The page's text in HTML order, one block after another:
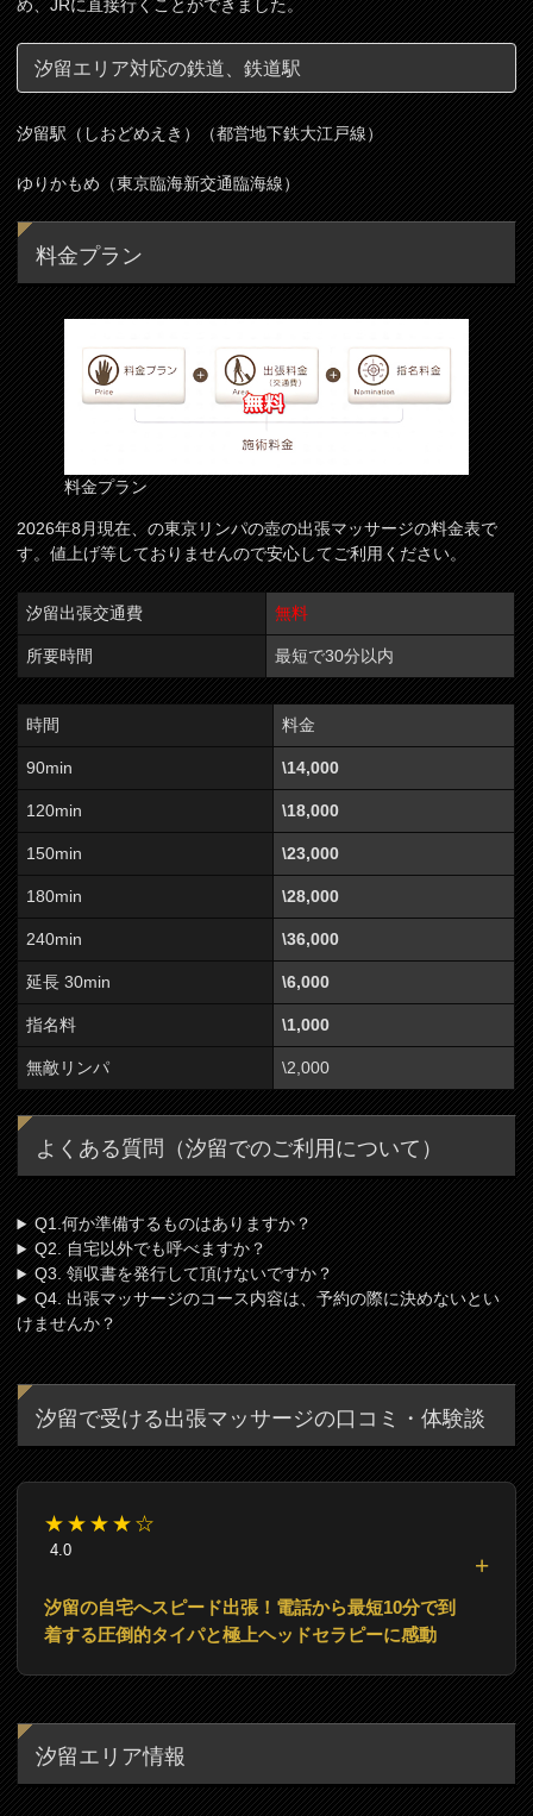
め、JRに直接行くことができました。
汐留エリア対応の鉄道、鉄道駅
汐留駅（しおどめえき）（都営地下鉄大江戸線）
ゆりかもめ（東京臨海新交通臨海線）
料金プラン
料金プラン
2026年8月現在、の東京リンパの壺の出張マッサージの料金表で
す。値上げ等しておりませんので安心してご利用ください。
汐留出張交通費 無料
所要時間 最短で30分以内
時間 料金
90min \14,000
120min \18,000
150min \23,000
180min \28,000
240min \36,000
延長 30min \6,000
指名料 \1,000
無敵リンパ \2,000
よくある質問（汐留でのご利用について）
Q1.何か準備するものはありますか？
Q2. 自宅以外でも呼べますか？
Q3. 領収書を発行して頂けないですか？
Q4. 出張マッサージのコース内容は、予約の際に決めないとい
けませんか？
汐留で受ける出張マッサージの口コミ・体験談
★★★★☆
4.0
汐留の自宅へスピード出張！電話から最短10分で到
着する圧倒的タイパと極上ヘッドセラピーに感動
汐留エリア情報